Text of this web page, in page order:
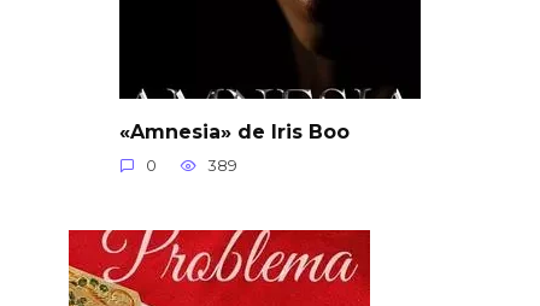
«Amnesia» de Iris Boo
0 389